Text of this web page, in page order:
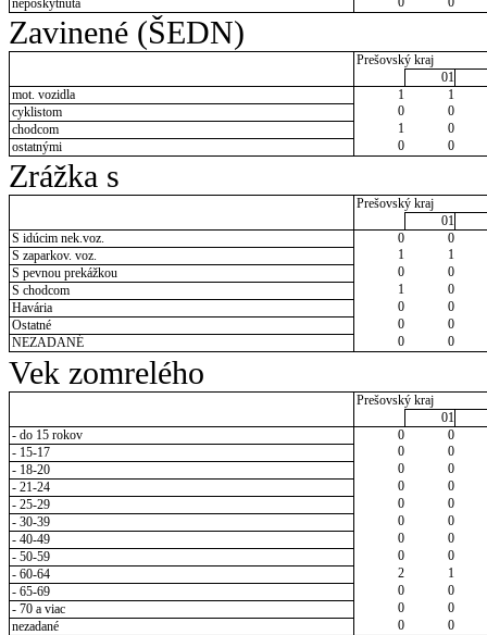
neposkytnutá
Zavinené (ŠEDN)
Prešovský kraj
01
mot. vozidla
1
1
cyklistom
0
0
chodcom
1
0
ostatnými
0 0
Zrážka s
Prešovský kraj
01
S idúcim nek.voz.
0
0
S zaparkov. voz.
1
1
S pevnou prekážkou
0
0
S chodcom
1
0
Havária
0
0
Ostatné
0
0
NEZADANÉ
0 0
Vek zomrelého
Prešovský kraj
01
- do 15 rokov
0
0
- 15-17
0
0
- 18-20
0
0
- 21-24
0
0
- 25-29
0
0
- 30-39
0
0
- 40-49
0
0
- 50-59
0
0
- 60-64
2
1
- 65-69
0
0
- 70 a viac
0
0
nezadané
0 0